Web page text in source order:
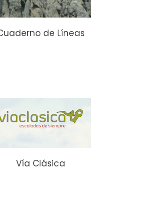
de Líneas
Vía Clásica